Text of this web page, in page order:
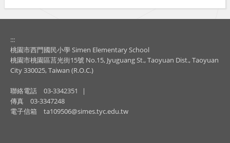
:::
桃園市西門國民小學 Simen Elementary School
桃園市桃園區莒光街15號 No.15, Jyuguang St., Taoyuan Dist., Taoyuan
City 330025, Taiwan (R.O.C.)
聯絡電話 03-3342351
|
傳真
03-3347248
電子信箱
ta109506@simes.tyc.edu.tw